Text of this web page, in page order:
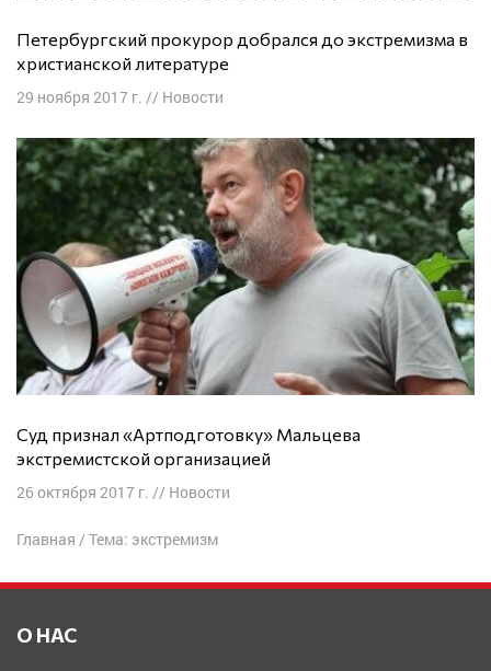
Петербургский прокурор добрался до экстремизма в
христианской литературе
29 ноября 2017 г. // Новости
Суд признал «Артподготовку» Мальцева
экстремистской организацией
26 октября 2017 г. // Новости
Главная / Тема: экстремизм
О НАС